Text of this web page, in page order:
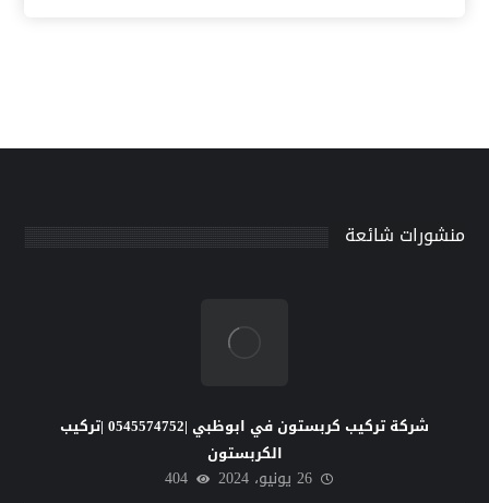
منشورات شائعة
شركة تركيب كربستون في ابوظبي |0545574752 |تركيب
الكربستون
26 يونيو، 2024 404